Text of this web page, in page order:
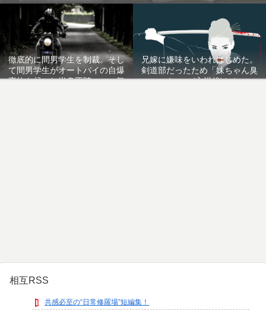
徹底的に間男学生を制裁。そし
て間男学生がオートバイの自爆
事故を起こし半身不随。いい気
兄嫁に嫌味をいわれはじめた。
剣道部だったため「妹ちゃん臭
いねｗ」(入浴後)とか
相互RSS
共感必至の“日常修羅場”短編集！